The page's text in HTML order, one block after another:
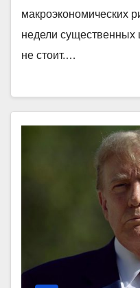
макроэкономических
недели
не стоит.…